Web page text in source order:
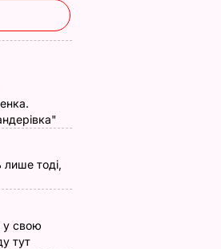
лише тоді,
у свою
тут